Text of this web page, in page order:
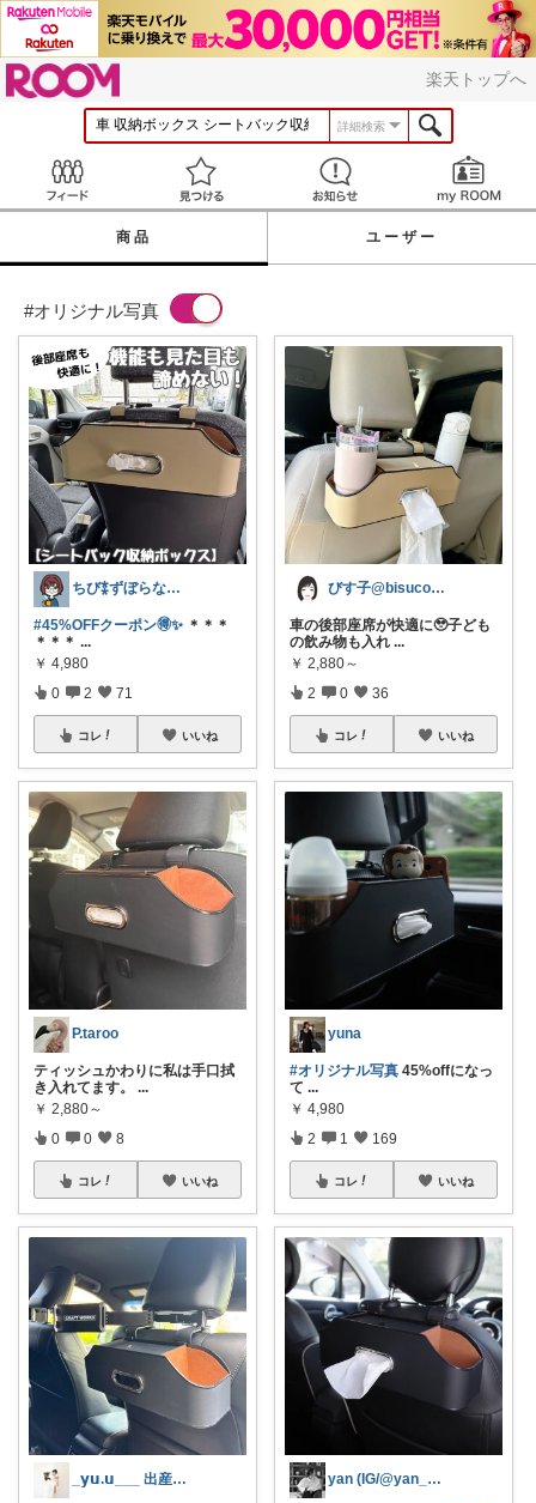
楽天トップへ
詳細検索
見つける お知らせ
商品 ユーザー
#オリジナル写真
ちび⁑ずぼらなワーママ＊生活雑貨
#45%OFFクーポン🉐✨ ＊＊＊
＊＊＊ ...
￥ 4,980
0 2 71
コレ いいね
P.taroo
ティッシュかわりに私は手口拭
き入れてます。
...
￥ 2,880～
0 0 8
コレ いいね
_𝘆𝘂.𝘂___ 出産準備🥚
びす子@bisucoco1
車の後部座席が快適に🥹子ども
の飲み物も入れ ...
￥ 2,880～
2 0 36
コレ いいね
yuna
#オリジナル写真 45%offになっ
て ...
￥ 4,980
2 1 169
コレ いいね
yan (IG/@yan___5)